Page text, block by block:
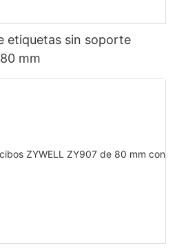
etiquetas sin soporte
mm